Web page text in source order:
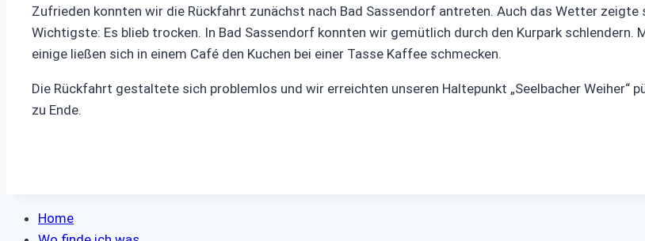
Zufrieden konnten wir die Rückfahrt zunächst nach Bad Sassendorf antreten. Auch das Wetter
Wichtigste: Es blieb trocken. In Bad Sassendorf konnten wir gemütlich durch den Kurpark schlendern.
einige ließen sich in einem Café den Kuchen bei einer Tasse Kaffee schmecken.
Die Rückfahrt gestaltete sich problemlos und wir erreichten unseren Haltepunkt „Seelbacher Weiher“
zu Ende.
Home